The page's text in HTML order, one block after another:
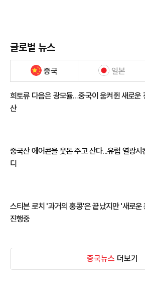
글로벌 뉴스
중국 일본
희토류 다음은 광모듈…중국이 움켜쥔 새로운
산
중국산 에어콘을 웃돈 주고 산다...유럽 열광시
디
스티븐 로치 '과거의 홍콩'은 끝났지만 '새로운
진행중
중국뉴스 더보기